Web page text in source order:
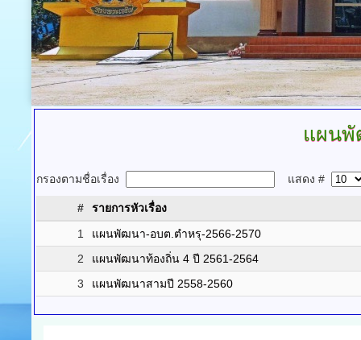
แผน
กรองตามชื่อเรื่อง แสดง #
#
รายการหัวเรื่อง
1
แผนพัฒนา-อบต.ตำหรุ-2566-2570
2
แผนพัฒนาท้องถิ่น 4 ปี 2561-2564
3
แผนพัฒนาสามปี 2558-2560